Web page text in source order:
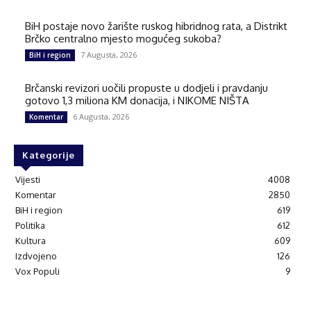
BiH postaje novo žarište ruskog hibridnog rata, a Distrikt
Brčko centralno mjesto mogućeg sukoba?
BiH i region 7 Augusta, 2026
Brčanski revizori uočili propuste u dodjeli i pravdanju
gotovo 1,3 miliona KM donacija, i NIKOME NIŠTA
Komentar 6 Augusta, 2026
Kategorije
Vijesti
4008
Komentar
2850
BiH i region
619
Politika
612
Kultura
609
Izdvojeno
126
Vox Populi
9